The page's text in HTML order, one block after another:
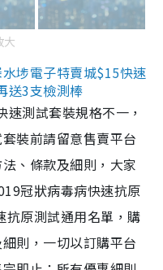
大
埗電子特賣城$15快速
送3支檢測棒
測試套裝規格不一，
裝前請留意售賣平台
、條款及細則，大家
冠狀病毒病快速抗原
原測試通用名單，購
則，一切以訂購平台